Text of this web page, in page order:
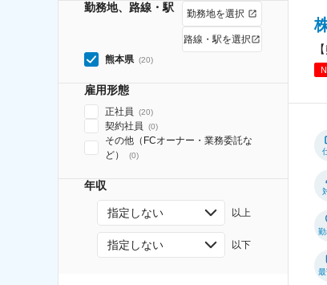
勤務地、路線・駅 勤務地を選択
路線・駅を選択
熊本県 (20)
雇用形態
正社員 (20)
契約社員 (0)
その他（FCオーナー・業務委託な
ど）
(0)
年収
指定しない 以上
指定しない 以下